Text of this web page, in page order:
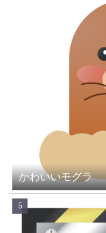
かわいいモグラ